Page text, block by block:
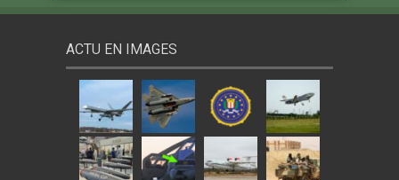
ACTU EN IMAGES